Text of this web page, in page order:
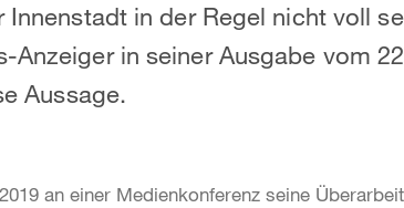
Innenstadt in der Regel nicht voll
Anzeiger in seiner Ausgabe vom
Aussage.
an einer Medienkonferenz seine